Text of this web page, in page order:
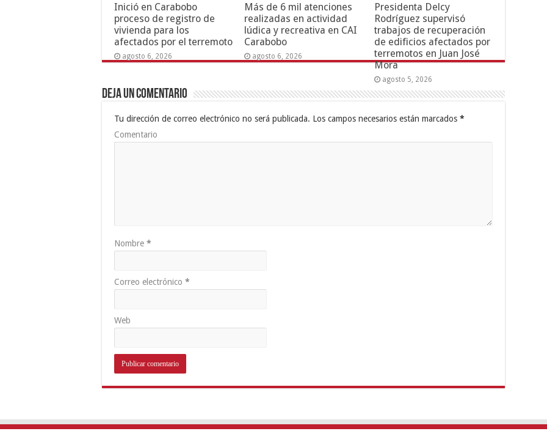
Inició en Carabobo
proceso de registro de
vivienda para los
afectados por el terremoto
agosto 6, 2026
Más de 6 mil atenciones
realizadas en actividad
lúdica y recreativa en CAI
Carabobo
agosto 6, 2026
Presidenta Delcy
Rodríguez supervisó
trabajos de recuperación
de edificios afectados por
terremotos en Juan José
Mora
agosto 5, 2026
Deja un comentario
Tu dirección de correo electrónico no será publicada. Los campos necesarios están marcados *
Comentario
Nombre *
Correo electrónico *
Web